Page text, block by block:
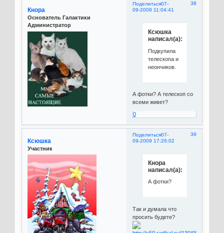
Поделиться 38
07-
09-2009 11:04:41
Кнора
Основатель Галактики
Администратор
Ксюшка
написал(а):
Подкупила
телескопа и
неончиков.
А фотки? А телескоп со
всеми живет?
0
Поделиться 39
07-
09-2009 17:26:02
Ксюшка
Участник
Кнора
написал(а):
А фотки?
Так и думала что
просить будете?